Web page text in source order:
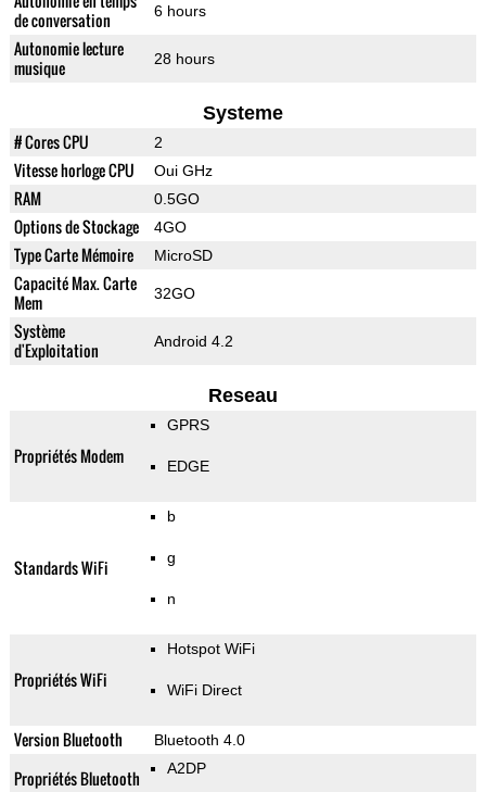
de conversation
6 hours
Autonomie lecture
musique
28 hours
Systeme
# Cores CPU 2
Vitesse horloge CPU Oui GHz
RAM 0.5GO
Options de Stockage 4GO
Type Carte Mémoire MicroSD
Capacité Max. Carte
Mem
32GO
Système
d'Exploitation
Android 4.2
Reseau
Propriétés Modem
GPRS
EDGE
Standards WiFi
b
g
n
Propriétés WiFi
Hotspot WiFi
WiFi Direct
Version Bluetooth Bluetooth 4.0
Propriétés Bluetooth A2DP